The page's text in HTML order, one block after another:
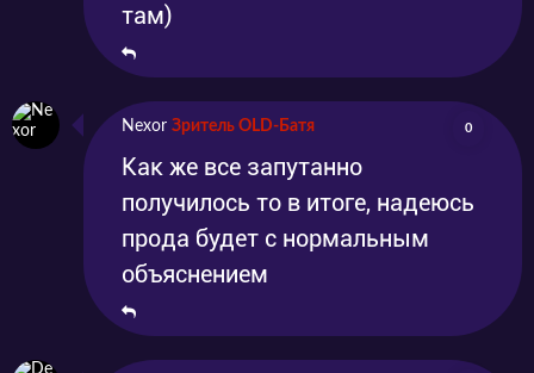
там)
Nexor Зритель OLD-Батя 0
Как же все запутанно
получилось то в итоге, надеюсь
прода будет с нормальным
объяснением